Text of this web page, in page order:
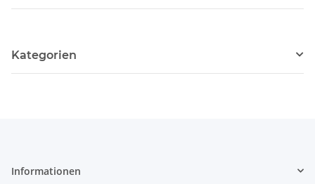
Kategorien
Informationen